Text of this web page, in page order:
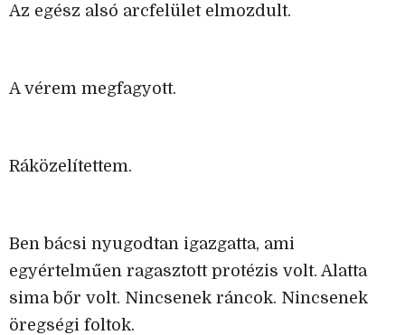
Az egész alsó arcfelület elmozdult.
A vérem megfagyott.
Ráközelítettem.
Ben bácsi nyugodtan igazgatta, ami
egyértelműen ragasztott protézis volt. Alatta
sima bőr volt. Nincsenek ráncok. Nincsenek
öregségi foltok.